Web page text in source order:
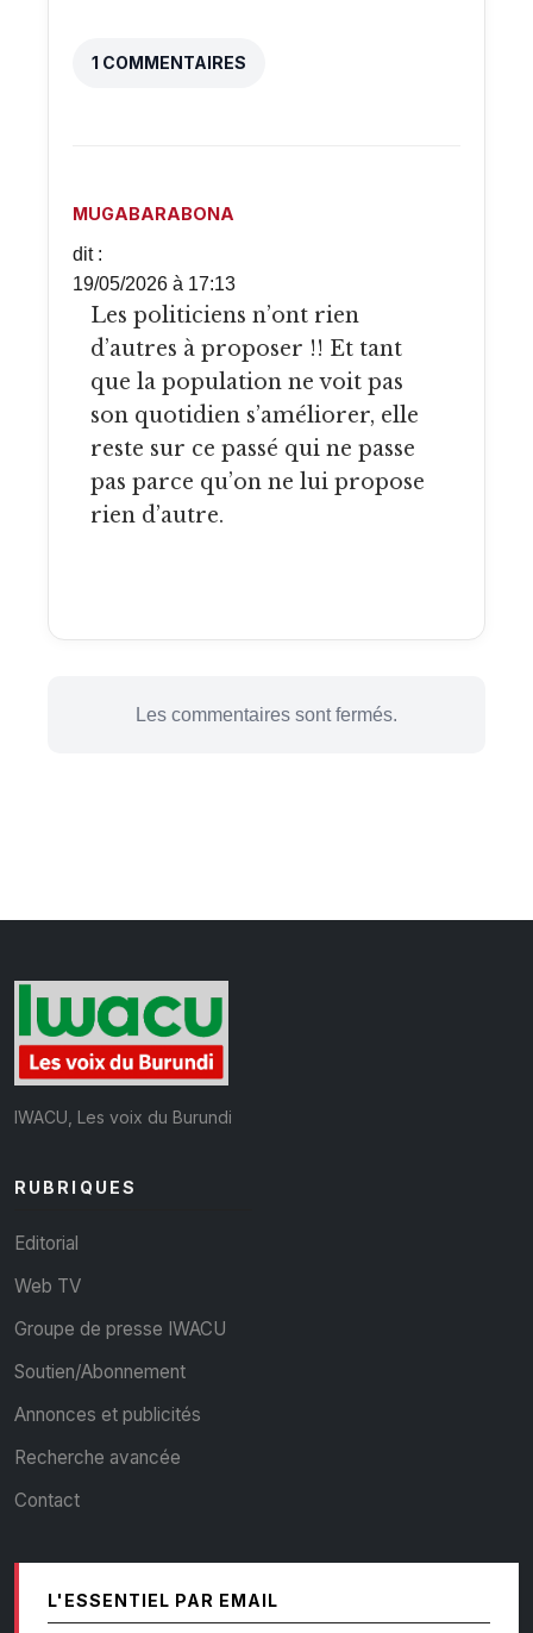
1 COMMENTAIRES
MUGABARABONA
dit :
19/05/2026 à 17:13
Les politiciens n’ont rien
d’autres à proposer !! Et tant
que la population ne voit pas
son quotidien s’améliorer, elle
reste sur ce passé qui ne passe
pas parce qu’on ne lui propose
rien d’autre.
Les commentaires sont fermés.
IWACU, Les voix du Burundi
RUBRIQUES
Editorial
Web TV
Groupe de presse IWACU
Soutien/Abonnement
Annonces et publicités
Recherche avancée
Contact
L'ESSENTIEL PAR EMAIL